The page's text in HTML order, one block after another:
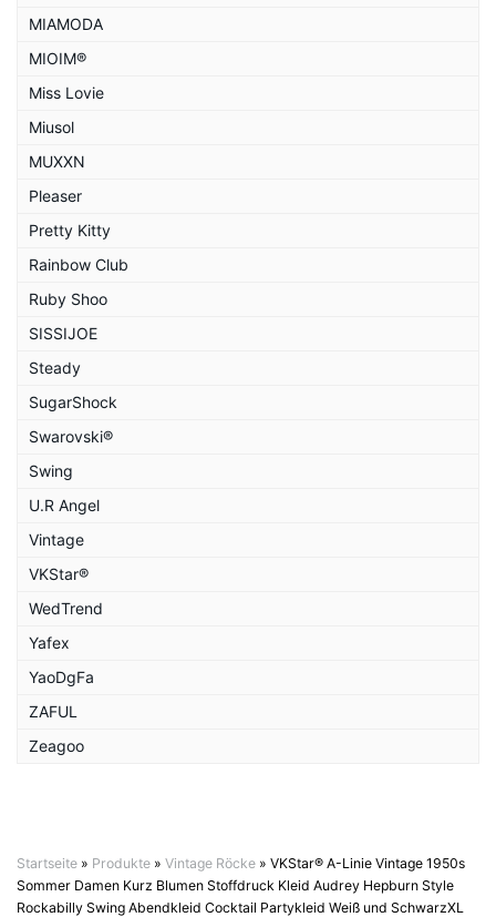
MIAMODA
MIOIM®
Miss Lovie
Miusol
MUXXN
Pleaser
Pretty Kitty
Rainbow Club
Ruby Shoo
SISSIJOE
Steady
SugarShock
Swarovski®
Swing
U.R Angel
Vintage
VKStar®
WedTrend
Yafex
YaoDgFa
ZAFUL
Zeagoo
Startseite » Produkte » Vintage Röcke » VKStar® A-Linie Vintage 1950s
Sommer Damen Kurz Blumen Stoffdruck Kleid Audrey Hepburn Style
Rockabilly Swing Abendkleid Cocktail Partykleid Weiß und SchwarzXL